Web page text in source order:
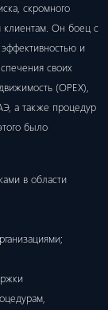
скромного
клиентам. Он боец ​​с
и
своих
(OPEX),
а также процедур
было
в области